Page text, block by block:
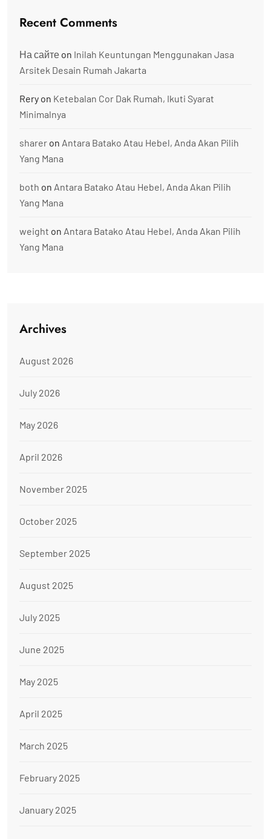
Recent Comments
На сайте on Inilah Keuntungan Menggunakan Jasa
Arsitek Desain Rumah Jakarta
Rery on Ketebalan Cor Dak Rumah, Ikuti Syarat
Minimalnya
sharer on Antara Batako Atau Hebel, Anda Akan Pilih
Yang Mana
both on Antara Batako Atau Hebel, Anda Akan Pilih
Yang Mana
weight on Antara Batako Atau Hebel, Anda Akan Pilih
Yang Mana
Archives
August 2026
July 2026
May 2026
April 2026
November 2025
October 2025
September 2025
August 2025
July 2025
June 2025
May 2025
April 2025
March 2025
February 2025
January 2025